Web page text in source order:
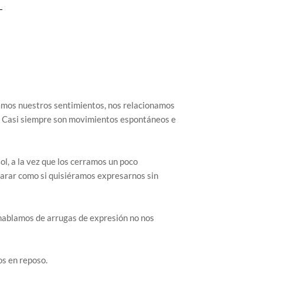
nuestros sentimientos, nos relacionamos
siempre son movimientos espontáneos e
a la vez que los cerramos un poco
como si quisiéramos expresarnos sin
de arrugas de expresión no nos
en reposo.